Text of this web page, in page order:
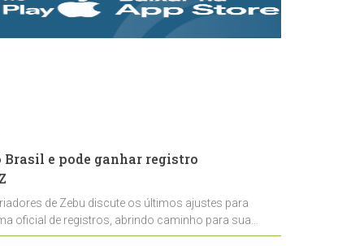
rastreabilidade e
rigor técnico para
Brasil e pode ganhar registro
de Zebu discute os últimos ajustes para
oficial de registros, abrindo caminho para sua